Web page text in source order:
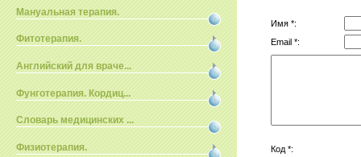
Мануальная терапия.
Фитотерапия.
Английский для враче...
Фунготерапия. Кордиц...
Словарь медицинских ...
Физиотерапия.
Имя *:
Email *:
Код *: